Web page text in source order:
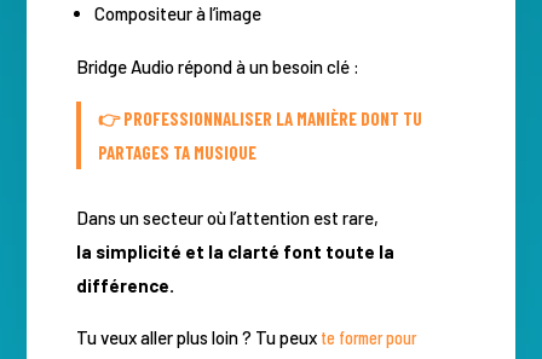
Compositeur à l’image
Bridge Audio répond à un besoin clé :
👉PROFESSIONNALISER LA MANIÈRE DONT TU
PARTAGES TA MUSIQUE
Dans un secteur où l’attention est rare,
la simplicité et la clarté font toute la
différence.
Tu veux aller plus loin ? Tu peux te former pour